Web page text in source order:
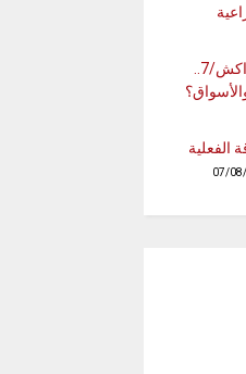
معجم الحرف التقليدية في مراكش/7..
الفعلية
07/